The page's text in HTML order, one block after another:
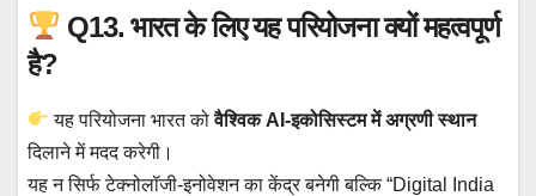
Q13. भारत के लिए यह परियोजना क्यों महत्वपूर्ण
है?
यह परियोजना भारत कोवैश्विक AI-इकोसिस्टम में अग्रणी स्थान
दिलाने में मदद करेगी।
यह न सिर्फ टेक्नोलॉजी-इनोवेशन का केंद्र बनेगी बल्कि “Digital India